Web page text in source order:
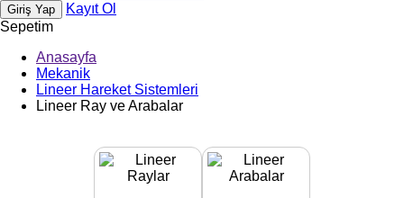
Giriş Yap
Kayıt Ol
Sepetim
Anasayfa
Mekanik
Lineer Hareket Sistemleri
Lineer Ray ve Arabalar